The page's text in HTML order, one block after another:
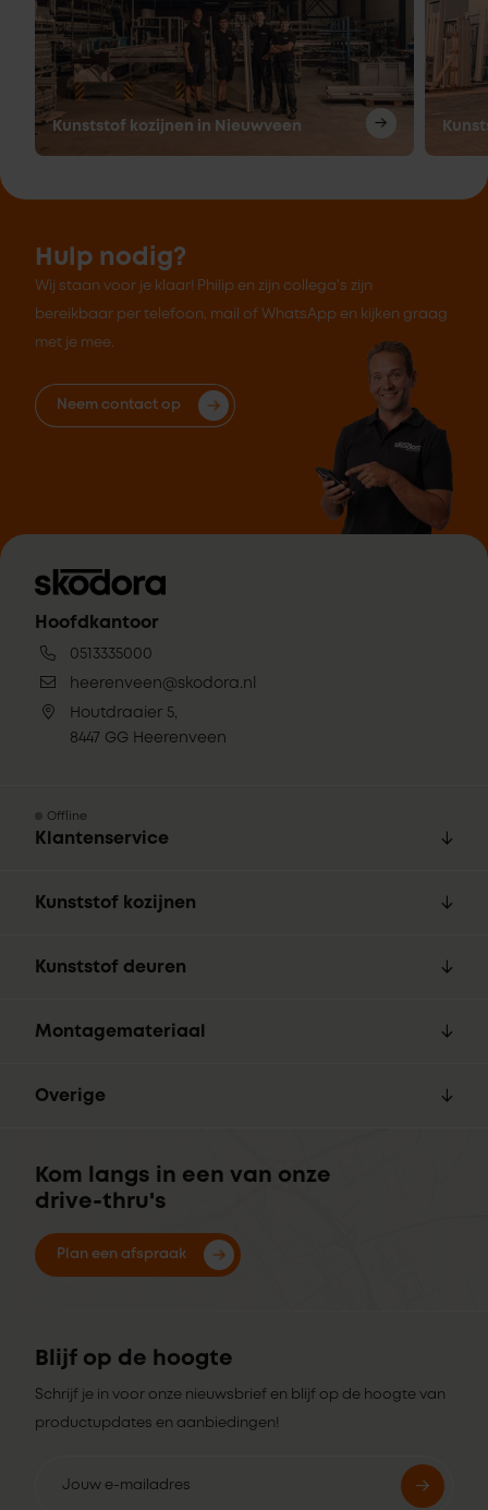
Kunststof kozijnen in Nieuwveen
Hulp nodig?
Wij staan voor je klaar! Philip en zijn collega's zijn
bereikbaar per telefoon, mail of WhatsApp en kijken graag
met je mee.
Neem contact op
Hoofdkantoor
0513335000
heerenveen@skodora.nl
Houtdraaier 5,
8447 GG Heerenveen
Offline
Klantenservice
Kunststof kozijnen
Kunststof deuren
Montagemateriaal
Overige
Kom langs in een van onze
drive-thru's
Plan een afspraak
Blijf op de hoogte
Schrijf je in voor onze nieuwsbrief en blijf op de hoogte van
productupdates en aanbiedingen!